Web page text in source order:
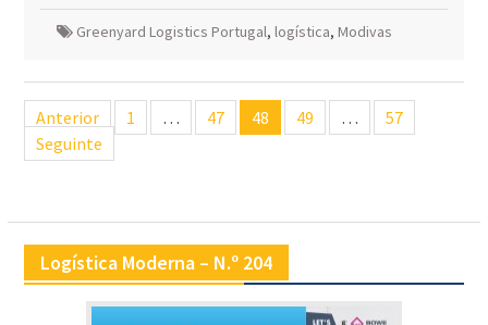
Greenyard Logistics Portugal, logística, Modivas
Navegação
de
artigos
Anterior 1 … 47 48 49 …
57
Seguinte
Logística Moderna – N.º 204